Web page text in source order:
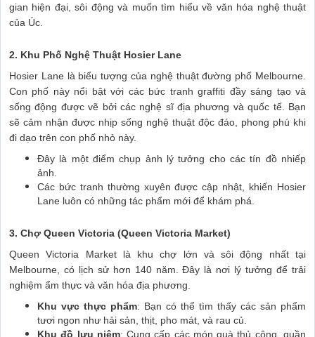
gian hiện đại, sôi động và muốn tìm hiểu về văn hóa nghệ thuật
của Úc.
2. Khu Phố Nghệ Thuật Hosier Lane
Hosier Lane là biểu tượng của nghệ thuật đường phố Melbourne.
Con phố này nổi bật với các bức tranh graffiti đầy sáng tạo và
sống động được vẽ bởi các nghệ sĩ địa phương và quốc tế. Bạn
sẽ cảm nhận được nhịp sống nghệ thuật độc đáo, phong phú khi
đi dạo trên con phố nhỏ này.
Đây là một điểm chụp ảnh lý tưởng cho các tín đồ nhiếp
ảnh.
Các bức tranh thường xuyên được cập nhật, khiến Hosier
Lane luôn có những tác phẩm mới để khám phá.
3. Chợ Queen Victoria (Queen Victoria Market)
Queen Victoria Market là khu chợ lớn và sôi động nhất tại
Melbourne, có lịch sử hơn 140 năm. Đây là nơi lý tưởng để trải
nghiệm ẩm thực và văn hóa địa phương.
Khu vực thực phẩm: Bạn có thể tìm thấy các sản phẩm
tươi ngon như hải sản, thịt, pho mát, và rau củ.
Khu đồ lưu niệm: Cung cấp các món quà thủ công, quần